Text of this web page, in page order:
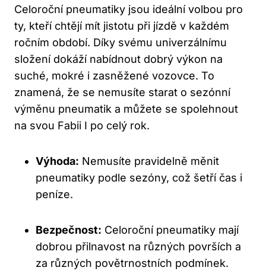
Celoroční pneumatiky jsou ideální volbou pro
ty, kteří chtějí mít jistotu při jízdě v každém
ročním období. Díky svému univerzálnímu
složení dokáží nabídnout dobrý výkon na
suché, mokré i zasněžené vozovce. To
znamená, že se nemusíte starat o sezónní
výměnu pneumatik a můžete se spolehnout
na svou Fabii I po celý rok.
Výhoda: Nemusíte pravidelně měnit
pneumatiky podle sezóny, což šetří čas i
peníze.
Bezpečnost: Celoroční pneumatiky mají
dobrou přilnavost na různých površích a
za různých povětrnostních podmínek.